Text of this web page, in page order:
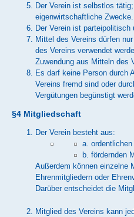
Der Verein ist selbstlos
eigenwirtschaftliche Zwecke.
Der Verein ist parteipolitisch
Mittel des Vereins dürfen
des Vereins verwendet
Zuwendung aus Mitteln des
Es darf keine Person durch
Vereins fremd sind oder
Vergütungen begünstigt
§4 Mitgliedschaft
Der Verein besteht aus:
a.
b. fördernden
Außerdem können einzelne
Ehrenmitgliedern oder
Darüber entscheidet die
Mitglied des Vereins kann